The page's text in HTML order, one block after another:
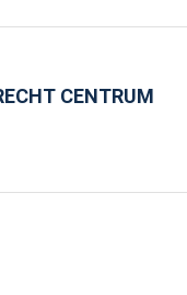
submenu
CENTRUM